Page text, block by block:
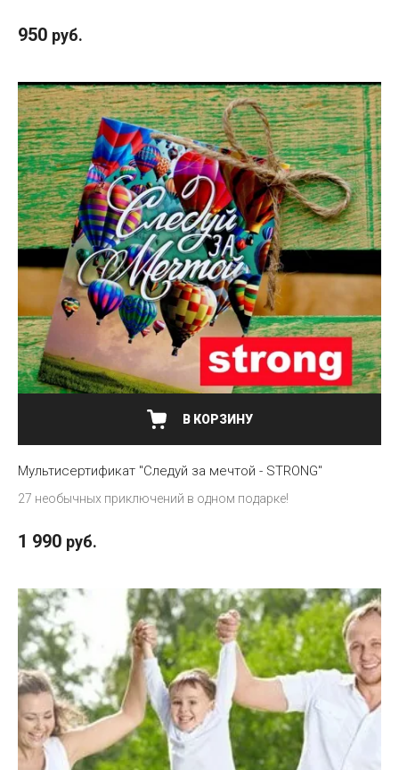
950 руб.
В КОРЗИНУ
Мультисертификат "Следуй за мечтой - STRONG"
27 необычных приключений в одном подарке!
1 990 руб.